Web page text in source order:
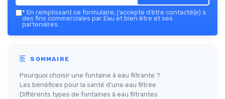
* En remplissant ce formulaire, j’accepte d’être contacté(e) à
des fins commerciales par Eau et bien être et ses
partenaires.
SOMMAIRE
Pourquoi choisir une fontaine à eau filtrante ?
Les bénéfices pour la santé d'une eau filtrée
Différents types de fontaines à eau filtrantes